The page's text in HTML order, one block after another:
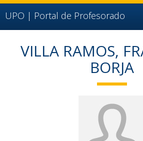
Ir al contenido principal de la página (alt
Ir a la cabecera de la página (alt + c)
Ir al pie de la página (alt + p)
Ir al menú principal (alt + u)
UPO | Portal de Profesorado
VILLA RAMOS,
BORJA